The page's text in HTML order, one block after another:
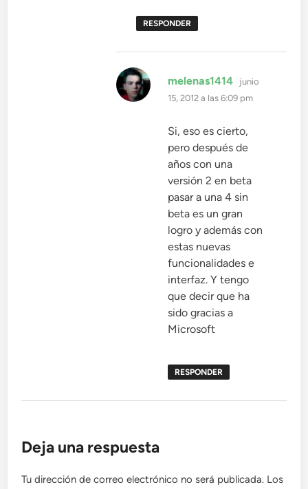
RESPONDER
melenas1414 dice:
junio
15, 2012 a las 6:09 pm
Si, eso es cierto,
pero después de
años con una
versión 2 en beta
pasar a una 4 sin
beta es un gran
logro y además con
estas nuevas
funcionalidades e
interfaz. Y tengo
que decir que ha
sido gracias a
Microsoft
RESPONDER
Deja una respuesta
Tu dirección de correo electrónico no será publicada. Los